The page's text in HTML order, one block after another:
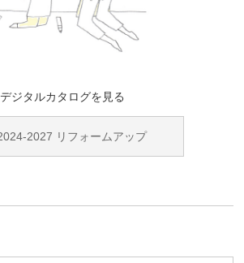
デジタルカタログを見る
2027 リフォームアップ